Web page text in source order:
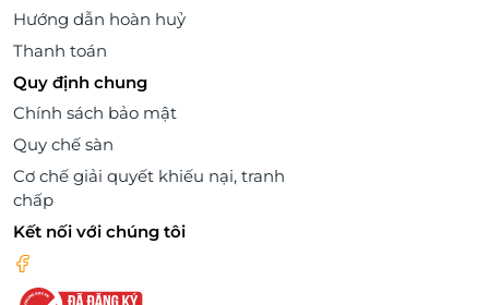
Hướng dẫn hoàn huỷ
Thanh toán
Quy định chung
Chính sách bảo mật
Quy chế sàn
Cơ chế giải quyết khiếu nại, tranh
chấp
Kết nối với chúng tôi